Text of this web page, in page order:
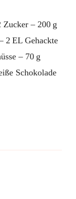
Zucker – 200 g
2 EL Gehackte
– 70 g
Schokolade